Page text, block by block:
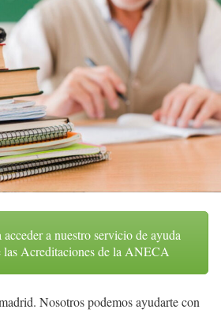
a nuestro servicio de ayuda
las Acreditaciones de la ANECA
Nosotros podemos ayudarte con